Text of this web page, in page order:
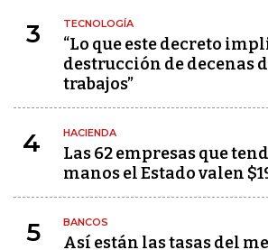
3 TECNOLOGÍA
“Lo que este decreto
destrucción de decenas
trabajos”
4 HACIENDA
Las 62 empresas que
manos el Estado valen
5 BANCOS
Así están las tasas del